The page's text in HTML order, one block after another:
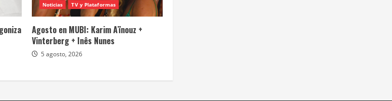
Noticias TV y Plataformas
Agosto en MUBI: Karim Aïnouz +
Vinterberg + Inês Nunes
5 agosto, 2026